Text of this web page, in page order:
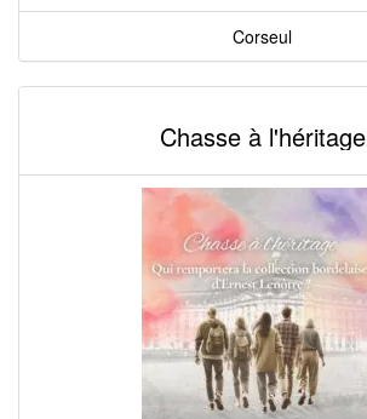
Corseul
Chasse à l'héritage